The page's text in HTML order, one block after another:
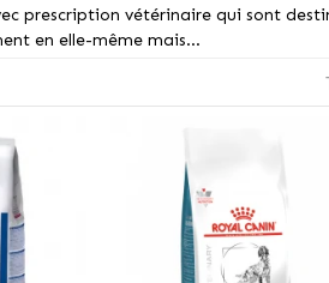
prescription vétérinaire qui sont
en elle-même mais...